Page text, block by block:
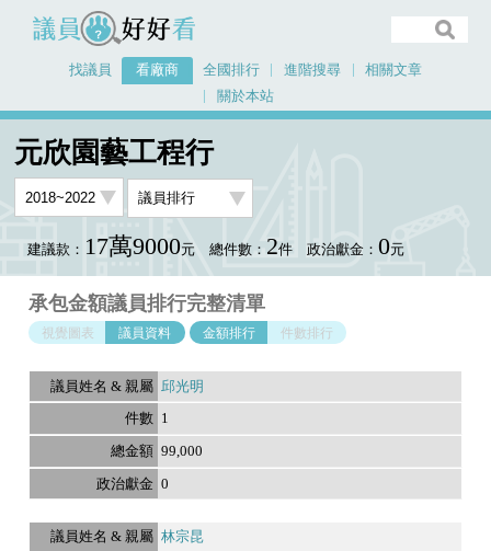
議員好好看
找議員 看廠商 全國排行 進階搜尋
相關文章
關於本站
元欣園藝工程行
建議款： 17萬9000元 總件數： 2件 政治獻金： 0元
承包金額議員排行完整清單
視覺圖表 議員資料 金額排行 件數排行
邱光明
1
99,000
0
林宗昆